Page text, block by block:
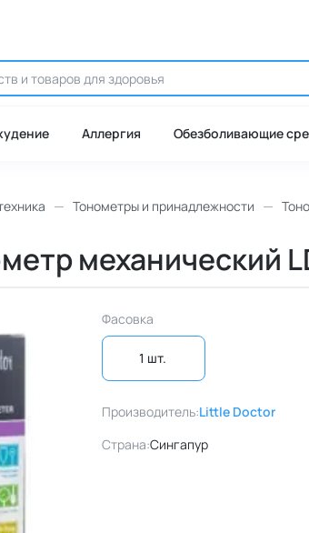
Аллергия Обезболивающие
Тонометры и принадлежности
механический
Фасовка
1 шт.
Производитель:Little Doctor
Страна:Сингапур